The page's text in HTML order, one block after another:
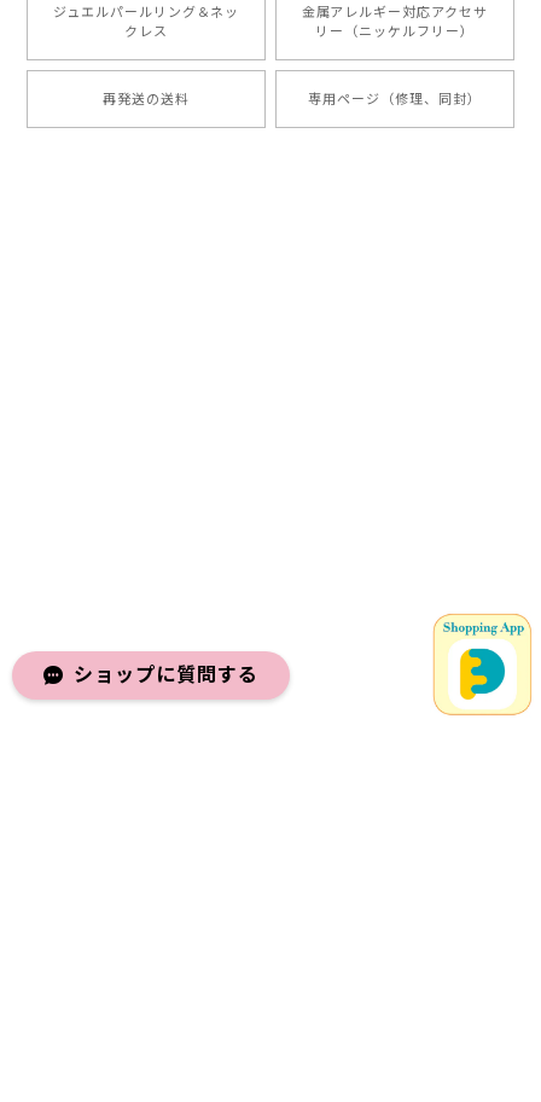
ジュエルパールリング＆ネッ
クレス
金属アレルギー対応アクセサ
リー（ニッケルフリー）
再発送の送料 専用ページ（修理、同封）
ショップに質問する